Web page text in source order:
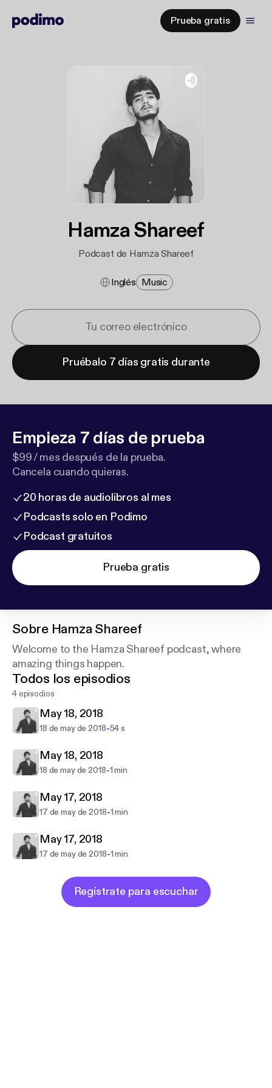
Prueba gratis
Hamza Shareef
Podcast de Hamza Shareef
Inglés Music
Pruébalo 7 días gratis durante
Empieza 7 días de prueba
$99 / mes después de la prueba.
Cancela cuando quieras.
20 horas de audiolibros al mes
Podcasts solo en Podimo
Podcast gratuitos
Prueba gratis
Sobre Hamza Shareef
Welcome to the Hamza Shareef podcast, where
amazing things happen.
Todos los episodios
4 episodios
May 18, 2018
18 de may de 2018-54 s
May 18, 2018
18 de may de 2018-1 min
May 17, 2018
17 de may de 2018-1 min
May 17, 2018
17 de may de 2018-1 min
Regístrate para escuchar